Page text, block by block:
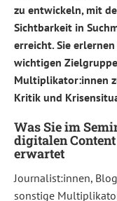
2026-
11-
06
17:00
Berlin
Deutsche
Presseakademie
Berlin
|
Quadriga
brand
https://
pr-
ki-
seminar-
zu entwickeln, mit
Sichtbarkeit in
erreicht. Sie
wichtigen
Multiplikator:innen
Kritik und
Was Sie im
digitalen
erwartet
Journalist:innen,
sonstige